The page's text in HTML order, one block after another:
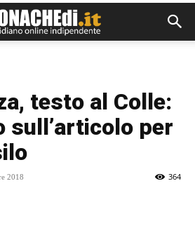
testo al Colle:
sull’articolo per
2018 364